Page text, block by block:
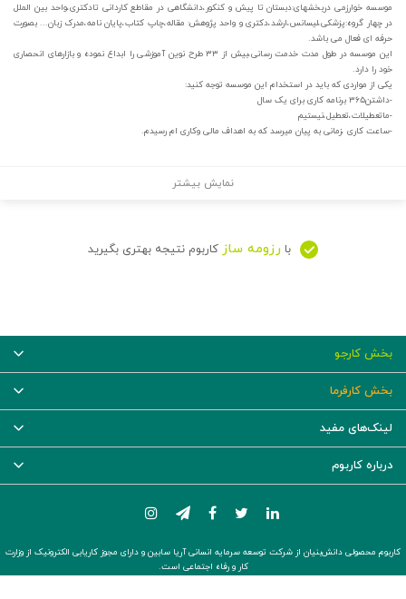
موسسه خوارزمی دربخشهای:دبستان تا پیش و کنکور،دانشگاهی در مقاطع کاردانی تادکتری،واحد بین الملل
در چهار گروه:پزشکی،لیسانس،ارشد،دکتری و واحد پژوهش: مقاله،چاپ کتاب،پایان نامه،مدرک زبان... بصورت
حرفه ای فعال می باشد.
این موسسه در طول مدت خدمت رسانی،بیش از ۳۳ طرح نوین آموزشی را ابداع نموده و بازارهای انحصاری
خود را دارد.
یکی از مواردی که باید در استخدام این موسسه توجه کنید:
-داشتن۳۶۵ برنامه کاری برای یک سال
-ماتعطیلات،تعطیل،نیستیم
-ساعت کاری ،زمانی به پیان میرسد که به اهداف مالی وکاری ام رسیدم.
نمایش بیشتر
با رزومه ساز کاربوم نتیجه بهتری بگیرید
بخش کارجو
بخش کارفرما
لینک‌های مفید
درباره کاربوم
کاربوم محصولی دانش‌بنیان از شرکت توسعه سرمایه انسانی آریا سابین و دارای مجوز کاریابی الکترونیک از وزارت
کار و رفاه اجتماعی است.